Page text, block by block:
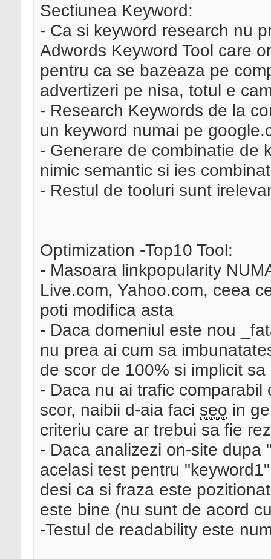
Sectiunea Keyword:
- Ca si keyword research nu
Adwords Keyword Tool care
pentru ca se bazeaza pe
advertizeri pe nisa, totul e
- Research Keywords de la
un keyword numai pe
- Generare de combinatie de
nimic semantic si ies
- Restul de tooluri sunt
Optimization -Top10 Tool:
- Masoara linkpopularity
Live.com, Yahoo.com, ceea
poti modifica asta
- Daca domeniul este nou
nu prea ai cum sa
de scor de 100% si implicit
- Daca nu ai trafic
scor, naibii d-aia faci seo in
criteriu care ar trebui sa fie
- Daca analizezi on-site dupa
acelasi test pentru
desi ca si fraza este
este bine (nu sunt de acord
-Testul de readability este